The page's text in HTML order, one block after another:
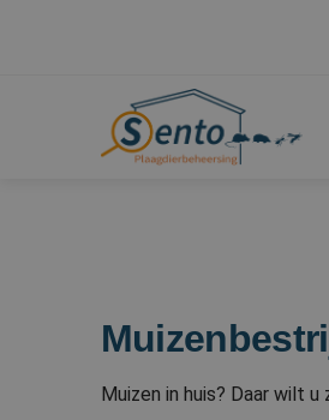
Muizen in huis? Daar wilt